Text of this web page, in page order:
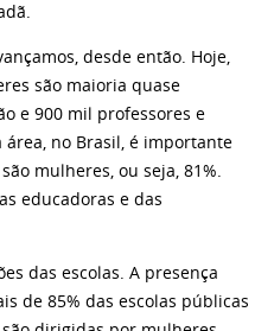
desde então. Hoje,
são maioria quase
e 900 mil professores e
no Brasil, é importante
mulheres, ou seja, 81%.
educadoras e das
das escolas. A presença
de 85% das escolas públicas